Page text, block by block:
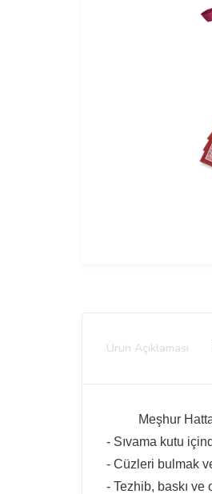
Ürün Açıklaması
Meşhur
- Sıvama kutu
- Cüzleri bulmak
- Tezhib, baskı ve